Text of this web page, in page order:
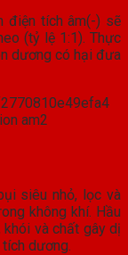
điện tích âm(-) sẽ
(tỷ lệ 1:1). Thực
dương có hại đưa
siêu nhỏ, lọc và
không khí. Hầu
khói và chất gây dị
dương.